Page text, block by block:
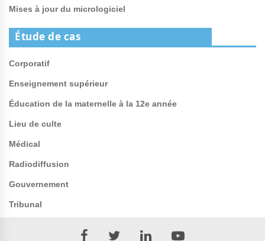
Mises à jour du micrologiciel
Étude de cas
Corporatif
Enseignement supérieur
Éducation de la maternelle à la 12e année
Lieu de culte
Médical
Radiodiffusion
Gouvernement
Tribunal